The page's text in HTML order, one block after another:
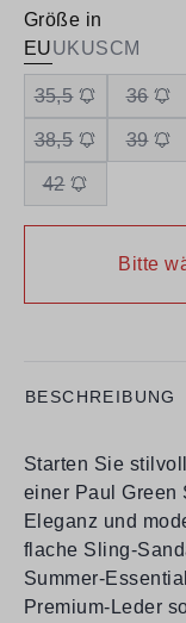
Größe in
EUUKUSCM
35,5 36
38,5 39
42
Bitte
BESCHREIBUNG
Starten Sie
einer Paul Green
Eleganz und
flache Sling-
Summer-
Premium-Leder